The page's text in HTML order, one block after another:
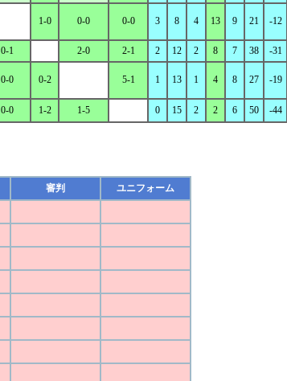
1-0 0-0 0-0 3 8 4 13 9 21 -12
0-1 2-0 2-1 2 12 2 8 7 38 -31
0-0 0-2 5-1 1 13 1 4 8 27 -19
0-0 1-2 1-5 0 15 2 2 6 50 -44
審判 ユニフォーム